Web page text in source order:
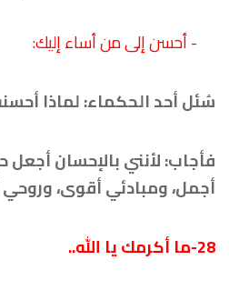
سُئل أحد الحكماء: لماذا
فأجاب: لأنني بالإحسان
أجمل، ومبادئي أقوى،
28-ما أكرمك يا الله..